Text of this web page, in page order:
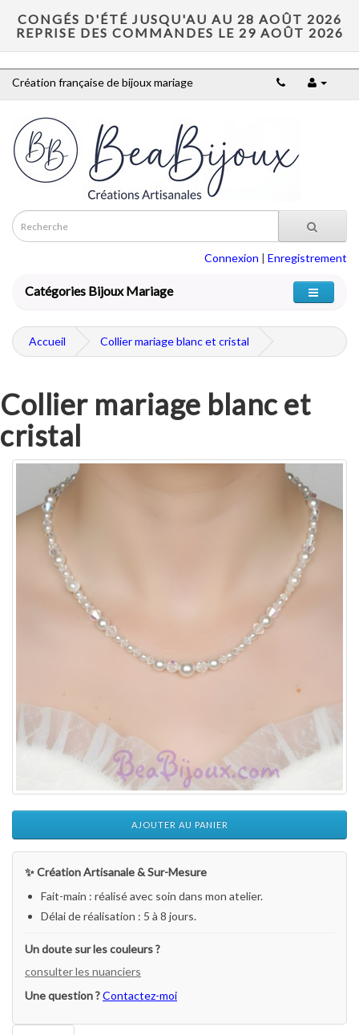
CONGÉS D'ÉTÉ JUSQU'AU AU 28 AOÛT 2026
REPRISE DES COMMANDES LE 29 AOÛT 2026
Création française de bijoux mariage
Connexion | Enregistrement
Catégories Bijoux Mariage
Accueil Collier mariage blanc et cristal
Collier mariage blanc et
cristal
AJOUTER AU PANIER
✨ Création Artisanale & Sur-Mesure
Fait-main : réalisé avec soin dans mon atelier.
Délai de réalisation : 5 à 8 jours.
Un doute sur les couleurs ?
consulter les nuanciers
Une question ?Contactez-moi